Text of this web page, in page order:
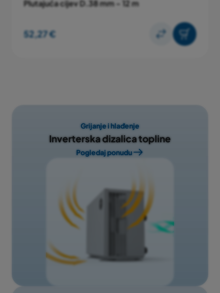
Plutajuća cijev D.38 mm - 12 m
52,27 €
Grijanje i hlađenje
Inverterska dizalica topline
Pogledaj ponudu